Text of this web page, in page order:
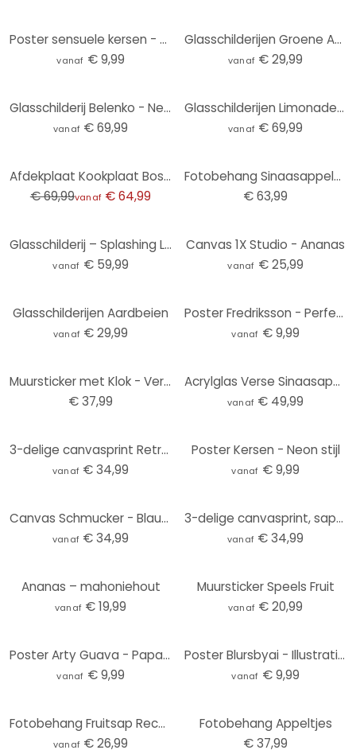
Poster sensuele kersen - Oltmanns
vanaf € 9,99
Glasschilderijen Groene Appels
vanaf € 29,99
Glasschilderij Belenko - Newtons Cradle
vanaf € 69,99
Glasschilderijen Limonade Recept (3-delig)
vanaf € 69,99
Afdekplaat Kookplaat Bosbessen
€ 69,99vanaf € 64,99
Fotobehang Sinaasappelen
€ 63,99
Glasschilderij – Splashing Limes
vanaf € 59,99
Canvas 1X Studio - Ananas
vanaf € 25,99
Glasschilderijen Aardbeien
vanaf € 29,99
Poster Fredriksson - Perfect Pears
vanaf € 9,99
Muursticker met Klok - Verfrissend Fruit
€ 37,99
Acrylglas Verse Sinaasappelsap
vanaf € 49,99
3-delige canvasprint Retro Vruchten
vanaf € 34,99
Poster Kersen - Neon stijl
vanaf € 9,99
Canvas Schmucker - Blauwe Appel
vanaf € 34,99
3-delige canvasprint, sappig fruit
vanaf € 34,99
Ananas – mahoniehout
vanaf € 19,99
Muursticker Speels Fruit
vanaf € 20,99
Poster Arty Guava - Papaya Balance
vanaf € 9,99
Poster Blursbyai - Illustratie van een tak Citroenen
vanaf € 9,99
Fotobehang Fruitsap Recept - Panorama
vanaf € 26,99
Fotobehang Appeltjes
€ 37,99